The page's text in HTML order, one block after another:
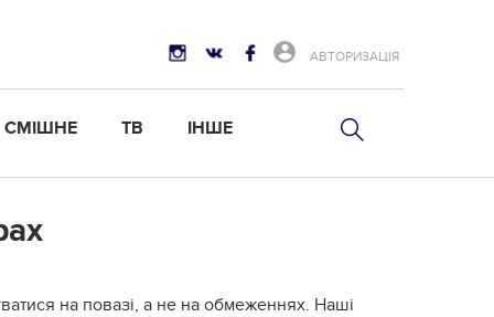
АВТОРИЗАЦІЯ
СМІШНЕ ТВ ІНШЕ
на повазі, а не на обмеженнях. Наші